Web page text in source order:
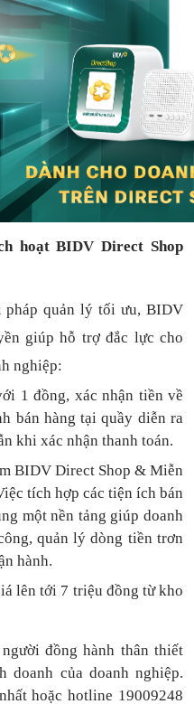
hoạt BIDV Direct Shop
quản lý tối ưu, BIDV
giúp hỗ trợ đắc lực cho
nghiệp:
1đồng, xác nhận tiền về
bán hàng tại quầy diễn ra
khi xác nhận thanh toán.
BIDV Direct Shop & Miễn
tích hợp các tiện ích bán
một nền tảng giúp doanh
quản lý dòng tiền trơn
hành.
lên tới 7 triệu đồng từ kho
đồng hành thân thiết
doanh của doanh nghiệp.
hoặc hotline 19009248